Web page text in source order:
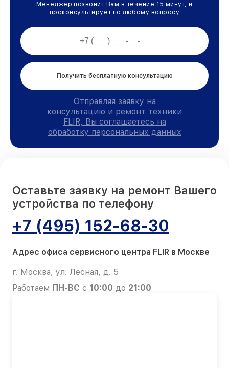
Менеджер позвонит Вам в течение 15 минут, и
проконсультирует по любому вопросу
Получить бесплатную консультацию
Отправляя заявку на
консультацию и ремонт техники
FLIR, Вы соглашаетесь на
обработку персональных данных
Оставьте заявку на ремонт Вашего
устройства по телефону
+7 (495) 152-68-30
Адрес офиса сервисного центра FLIR в Москве
г. Москва, ул. Лесная, д. 5
Работаем ПН-ВС с 10:00 до 21:00